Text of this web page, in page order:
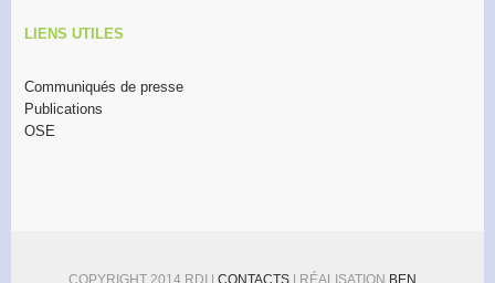
LIENS UTILES
Communiqués de presse
Publications
OSE
COPYRIGHT 2014 RDI | CONTACTS | RÉALISATION BEN